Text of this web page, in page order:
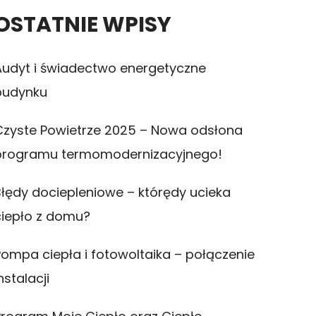
WPISY
i świadectwo energetyczne
Powietrze 2025 – Nowa odsłona
termomodernizacyjnego!
dociepleniowe – którędy ucieka
z domu?
ciepła i fotowoltaika – połączenie